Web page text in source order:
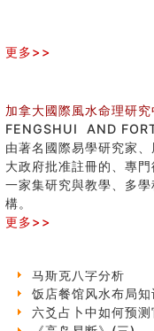
更多>>
加拿大國際風水命理研究
FENGSHUI AND
由著名國際易學研究家
大政府批准註冊的、專
一家集研究與教學、多
構。
更多>>
七夕节 我国唯一一
手指饱满福运加身
《高岛易断》(四)
民間風水知識九十四
饭店餐馆风水布局知
六爻占卜中如何预测
《高岛易断》(三)